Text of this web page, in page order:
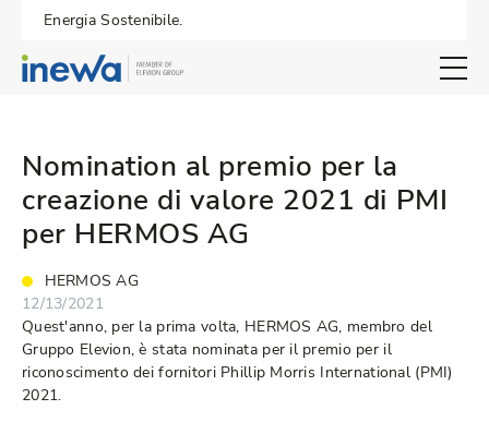
Energia Sostenibile.
Open
Nomination al premio per la
creazione di valore 2021 di PMI
per HERMOS AG
HERMOS AG
12/13/2021
Quest'anno, per la prima volta, HERMOS AG, membro del
Gruppo Elevion, è stata nominata per il premio per il
riconoscimento dei fornitori Phillip Morris International (PMI)
2021.